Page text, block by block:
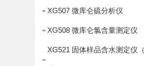
XG507 微库仑硫分析仪
XG508 微库仑氯含量测定仪
XG521 固体样品含水测定仪